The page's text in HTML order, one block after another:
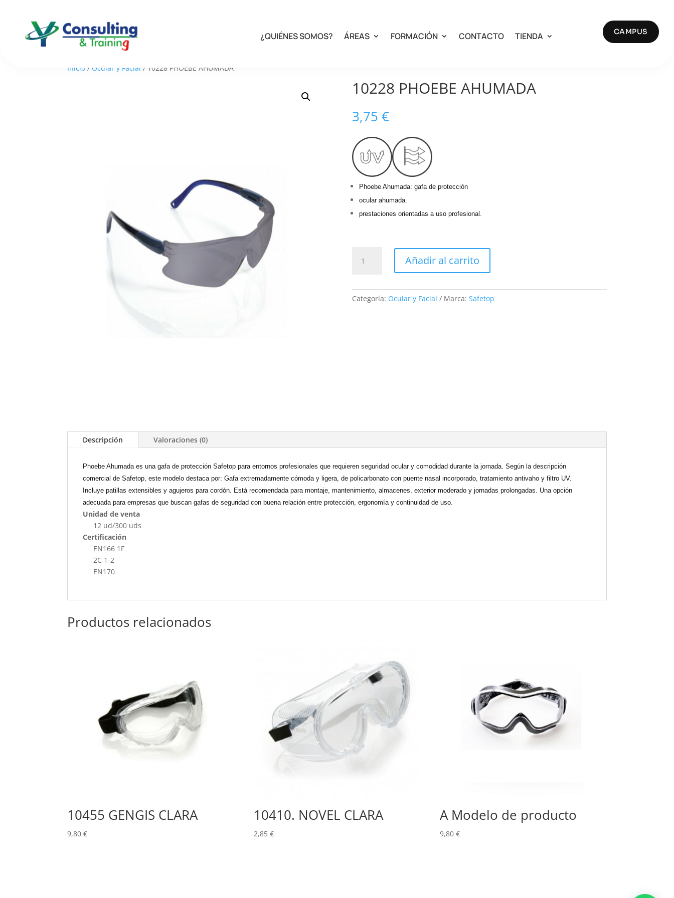
¿QUIÉNES SOMOS? ÁREAS FORMACIÓN CONTACTO TIENDA CAMPUS
Inicio /Ocular y Facial / 10228 PHOEBE AHUMADA
10228 PHOEBE AHUMADA
3,75 €
Phoebe Ahumada: gafa de protección
ocular ahumada.
prestaciones orientadas a uso profesional.
PHOEBE
Añadir al carrito
Categoría: Ocular y Facial Marca: Safetop
Descripción Valoraciones (0)
Phoebe Ahumada es una gafa de protección Safetop para entornos profesionales que requieren seguridad ocular y comodidad durante la jornada. Según la descripción
comercial de Safetop, este modelo destaca por: Gafa extremadamente cómoda y ligera, de policarbonato con puente nasal incorporado, tratamiento antivaho y filtro UV.
Incluye patillas extensibles y agujeros para cordón. Está recomendada para montaje, mantenimiento, almacenes, exterior moderado y jornadas prolongadas. Una opción
adecuada para empresas que buscan gafas de seguridad con buena relación entre protección, ergonomía y continuidad de uso.
Unidad de venta
12 ud/300 uds
Certificación
EN166 1F
2C 1-2
EN170
Productos relacionados
10455 GENGIS CLARA
9,80€
10410. NOVEL CLARA
2,85 €
A Modelo de producto
9,80€